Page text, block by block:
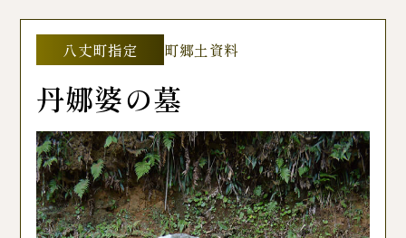
八丈町指定 町郷土資料
丹娜婆の墓